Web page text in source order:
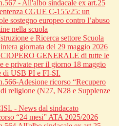
- All'albo sindacale ex art.25
CGUE C‑155/25: un
sostegno europeo contro l’abuso
nella scuola
e Ricerca settore Scuola
giornata del 29 maggio 2026
GENERALE di tutte le
e private per il giorno 18 maggio
di USB PI e FI-SI.
Adesione ricorso “Recupero
religione (N27, N28 e Supplenze
- News dal sindacato
“24 mesi” ATA 2025/2026